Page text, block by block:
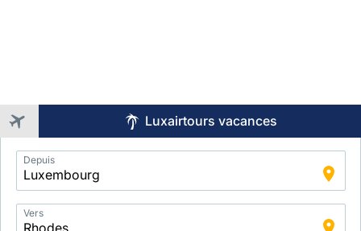
Luxairtours vacances
Application
Intelligent
Package
Search
Depuis
Vers